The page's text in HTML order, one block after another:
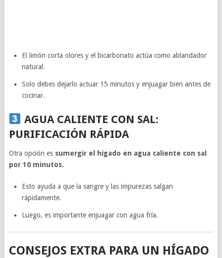
El limón corta olores y el bicarbonato actúa como ablandador
natural.
Solo debes dejarlo actuar 15 minutos y enjuagar bien antes de
cocinar.
AGUA CALIENTE CON SAL:
PURIFICACIÓN RÁPIDA
Otra opción es sumergir el hígado en agua caliente con sal
por 10 minutos.
Esto ayuda a que la sangre y las impurezas salgan
rápidamente.
Luego, es importante enjuagar con agua fría.
CONSEJOS EXTRA PARA UN HÍGADO